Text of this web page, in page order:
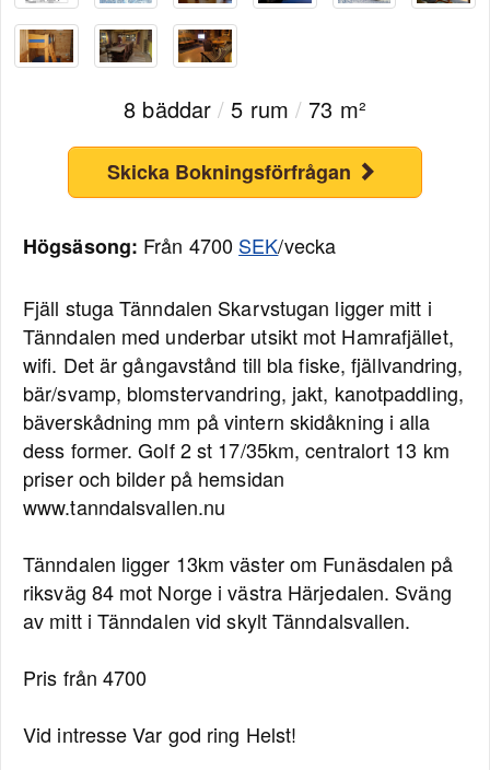
8 bäddar/ 5 rum / 73 m²
Skicka Bokningsförfrågan
Högsäsong: Från 4700 SEK/vecka
Fjäll stuga Tänndalen Skarvstugan ligger mitt i
Tänndalen med underbar utsikt mot Hamrafjället,
wifi. Det är gångavstånd till bla fiske, fjällvandring,
bär/svamp, blomstervandring, jakt, kanotpaddling,
bäverskådning mm på vintern skidåkning i alla
dess former. Golf 2 st 17/35km, centralort 13 km
priser och bilder på hemsidan
www.tanndalsvallen.nu
Tänndalen ligger 13km väster om Funäsdalen på
riksväg 84 mot Norge i västra Härjedalen. Sväng
av mitt i Tänndalen vid skylt Tänndalsvallen.
Pris från 4700
Vid intresse Var god ring Helst!